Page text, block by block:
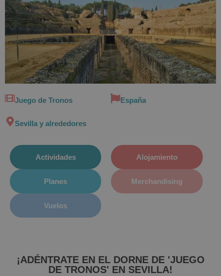
Juego de Tronos España
Sevilla y alrededores
Actividades
Planes
Vuelos
Alojamiento
Merchandising
¡ADÉNTRATE EN EL DORNE DE 'JUEGO
DE TRONOS' EN SEVILLA!